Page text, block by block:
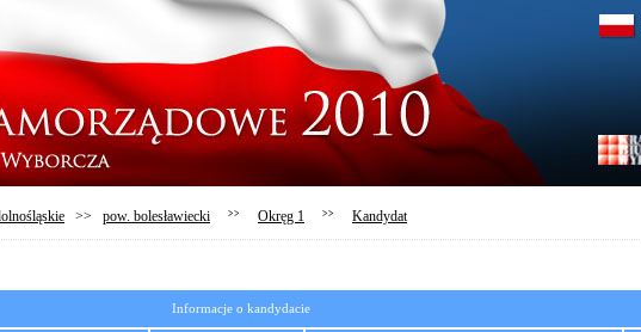
>> pow. bolesławiecki >> Okręg 1 >> Kandydat
Informacje o kandydacie